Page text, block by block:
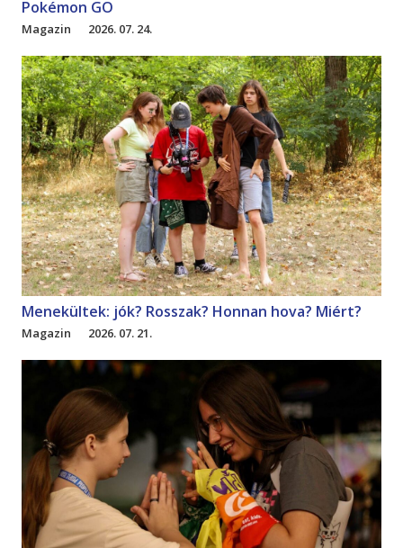
Pokémon GO
Magazin 2026. 07. 24.
Menekültek: jók? Rosszak? Honnan hova? Miért?
Magazin 2026. 07. 21.